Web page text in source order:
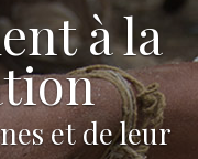
à la
et de leur